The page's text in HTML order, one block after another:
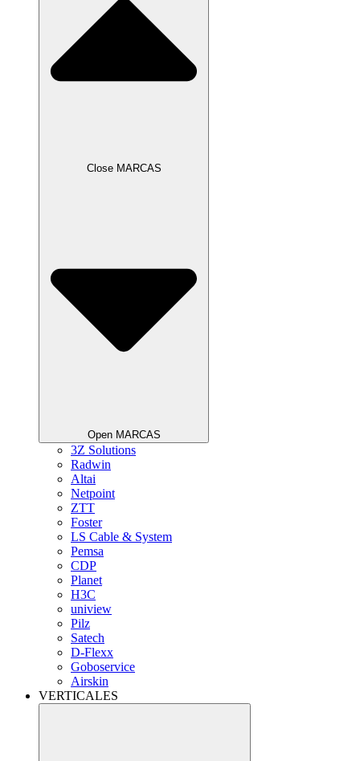
Close MARCAS
Open MARCAS
3Z Solutions
Radwin
Altai
Netpoint
ZTT
Foster
LS Cable & System
Pemsa
CDP
Planet
H3C
uniview
Pilz
Satech
D-Flexx
Goboservice
Airskin
VERTICALES